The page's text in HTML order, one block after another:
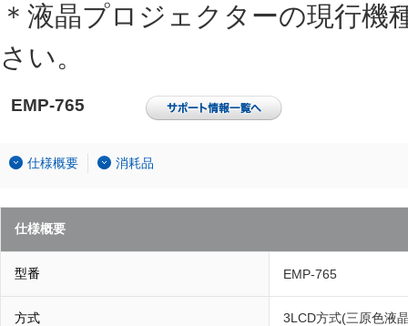
＊液晶プロジェクターの現行機
さい。
EMP-765
仕様概要 消耗品
仕様概要
型番 EMP-765
方式 3LCD方式(三原色液